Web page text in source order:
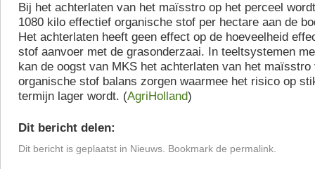
Bij het achterlaten van het maïsstro op het perceel
1080 kilo effectief organische stof per hectare aan de
Het achterlaten heeft geen effect op de hoeveelheid
stof aanvoer met de grasonderzaai. In teeltsystemen
kan de oogst van MKS het achterlaten van het
organische stof balans zorgen waarmee het risico op
termijn lager wordt. (AgriHolland)
Dit bericht delen:
Dit bericht is geplaatst in Nieuws . Bookmark de permalink